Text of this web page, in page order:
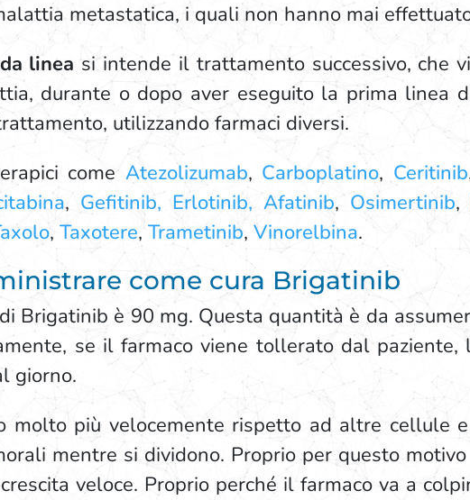
metastatica, i quali non hanno mai
linea si intende il trattamento successivo, che
durante o dopo aver eseguito la prima linea
utilizzando farmaci diversi.
come Atezolizumab, Carboplatino, Ceritinib
, Gefitinib, Erlotinib, Afatinib, Osimertinib,
,Taxotere,Trametinib,Vinorelbina.
come cura Brigatinib
Brigatinib è 90 mg. Questa quantità è da
se il farmaco viene tollerato dal
giorno.
molto più velocemente rispetto ad altre cellule
mentre si dividono. Proprio per questo
veloce. Proprio perché il farmaco va a